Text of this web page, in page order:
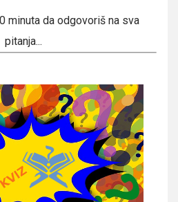
minuta da odgovoriš na sva
pitanja...